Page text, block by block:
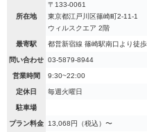
所在地
〒133-0061
東京都江戸川区篠崎町2-11-1
ウィルスクエア 2階
最寄駅 都営新宿線 篠崎駅南口より徒
問い合わせ 03-5879-8944
営業時間 9:30~22:00
定休日 毎週火曜日
駐車場
プラン料金 13,068円（税込）〜